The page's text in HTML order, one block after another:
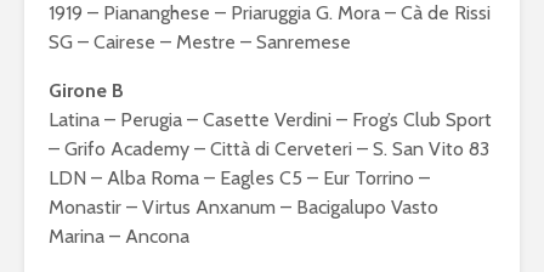
1919 – Piananghese – Priaruggia G. Mora – Cà de Rissi
SG – Cairese – Mestre – Sanremese
Girone B
Latina – Perugia – Casette Verdini – Frog’s Club Sport
– Grifo Academy – Città di Cerveteri – S. San Vito 83
LDN – Alba Roma – Eagles C5 – Eur Torrino –
Monastir – Virtus Anxanum – Bacigalupo Vasto
Marina – Ancona